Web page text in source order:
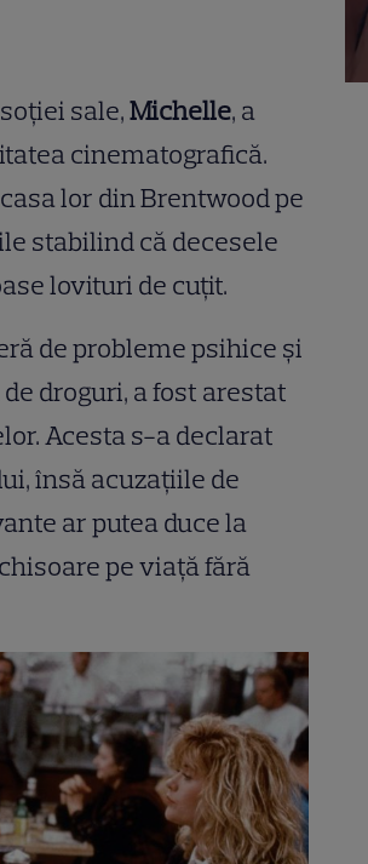
sale,Michelle, a
cinematografică.
lor din Brentwood pe
stabilind că decesele
lovituri de cuțit.
de probleme psihice și
droguri, a fost arestat
Acesta s-a declarat
însă acuzațiile de
ar putea duce la
pe viață fără